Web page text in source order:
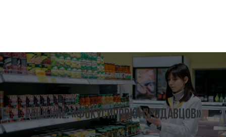
Решение: «Фокусировка продавцов»